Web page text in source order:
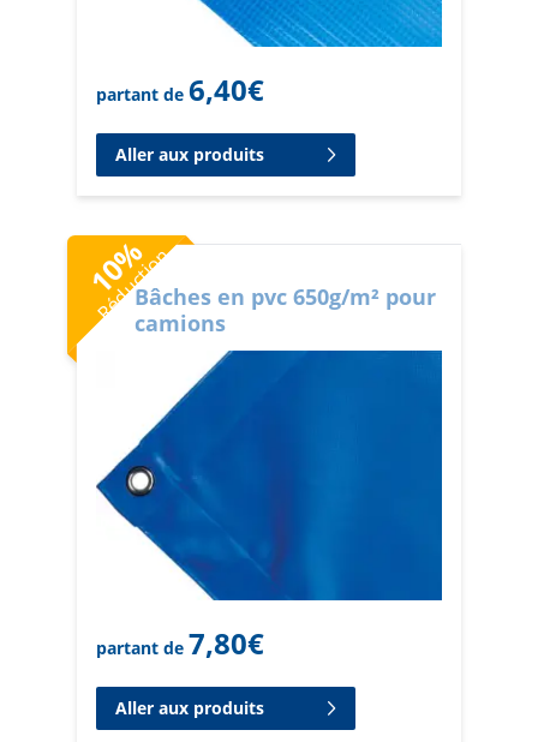
partant de 6,40€
Aller aux produits
10
%
RéductionBâches en pvc 650g/m² pour
camions
partant de 7,80€
Aller aux produits